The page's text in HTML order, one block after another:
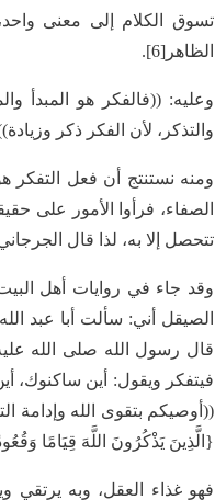
تسوق الكلام إلى معنى
الظاهر[6].
وعليه: ((فالفكر هو المبدأ
والتذكر، لأن الفكر ذكر
ومنه نستنتج أن فعل التفكر
الصفاء، فرأوا الأمور على
تتحصل إلا به، لذا قال
وقد جاء في روايات أهل
الصيقل أني: سألت أبا عبد
قال رسول الله صلى الله
{الَّذِينَ يَذْكُرُونَ اللَّهَ قِيَامًا
فهو غذاء العقل، وبه يرتقي